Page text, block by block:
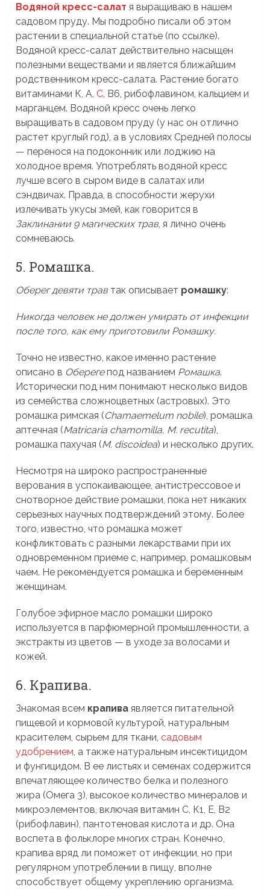
Водяной кресс-салат я выращиваю в нашем
садовом пруду. Мы подробно писали об этом
растении в специальной статье (по ссылке).
Водяной кресс-салат действительно насыщен
полезными веществами и является ближайшим
родственником кресс-салата. Растение богато
витаминами К, А, С , В6, рибофлавином, кальцием и
марганцем. Водяной кресс очень легко
выращивать в садовом пруду (у нас он отлично
растет круглый год), а в условиях Средней полосы
— перенося на подоконник или лоджию на
холодное время. Употреблять водяной кресс
лучше всего в сыром виде в салатах или
сэндвичах. Правда, в способности жерухи
излечивать укусы змей, как говорится в
Заклинании 9 магических трав , я лично очень
сомневаюсь.
5. Ромашка.
Оберег девяти трав так описывает ромашку:
Никогда человек не должен умирать от инфекции
после того, как ему приготовили Ромашку.
Точно не известно, какое именно растение
описано в Оберегепод названием Ромашка.
Исторически под ним понимают несколько видов
из семейства сложноцветных (астровых). Это
ромашка римская (Chamaemelum nobile), ромашка
аптечная (Matricaria chamomilla, M. recutita),
ромашка пахучая (M. discoidea) и несколько других.
Несмотря на широко распространенные
верования в успокаивающее, антистрессовое и
снотворное действие ромашки, пока нет никаких
серьезных научных подтверждений этому. Более
того, известно, что ромашка может
конфликтовать с разными лекарствами при их
одновременном приеме с, например, ромашковым
чаем. Не рекомендуется ромашка и беременным
женщинам.
Голубое эфирное масло ромашки широко
используется в парфюмерной промышленности, а
экстракты из цветов — в уходе за волосами и
кожей.
6. Крапива.
Знакомая всем крапива является питательной
пищевой и кормовой культурой, натуральным
красителем, сырьем для ткани,садовым
удобрением , а также натуральным инсектицидом
и фунгицидом. В ее листьях и семенах содержится
впечатляющее количество белка и полезного
жира (Омега 3), высокое количество минералов и
микроэлементов, включая витамин С, К1, Е, В2
(рибофлавин), пантотеновая кислота и др. Она
воспета в фольклоре многих стран. Конечно,
крапива вряд ли поможет от инфекции, но при
регулярном употреблении в пищу, вполне
способствует общему укреплению организма.